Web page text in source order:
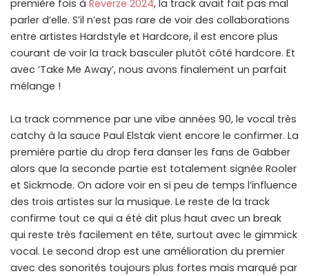
première fois à Reverze 2024, la track avait fait pas mal
parler d’elle. S’il n’est pas rare de voir des collaborations
entre artistes Hardstyle et Hardcore, il est encore plus
courant de voir la track basculer plutôt côté hardcore. Et
avec ‘Take Me Away’, nous avons finalement un parfait
mélange !
La track commence par une vibe années 90, le vocal très
catchy à la sauce Paul Elstak vient encore le confirmer. La
première partie du drop fera danser les fans de Gabber
alors que la seconde partie est totalement signée Rooler
et Sickmode. On adore voir en si peu de temps l’influence
des trois artistes sur la musique. Le reste de la track
confirme tout ce qui a été dit plus haut avec un break
qui reste très facilement en tête, surtout avec le gimmick
vocal. Le second drop est une amélioration du premier
avec des sonorités toujours plus fortes mais marqué par